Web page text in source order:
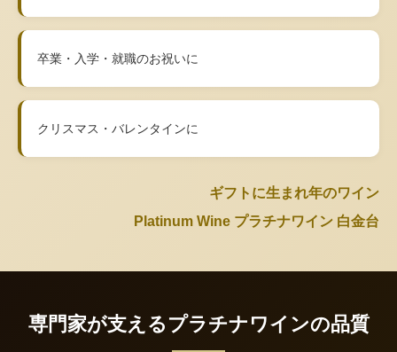
卒業・入学・就職のお祝いに
クリスマス・バレンタインに
ギフトに生まれ年のワイン
Platinum Wine プラチナワイン 白金台
専門家が支えるプラチナワインの品質